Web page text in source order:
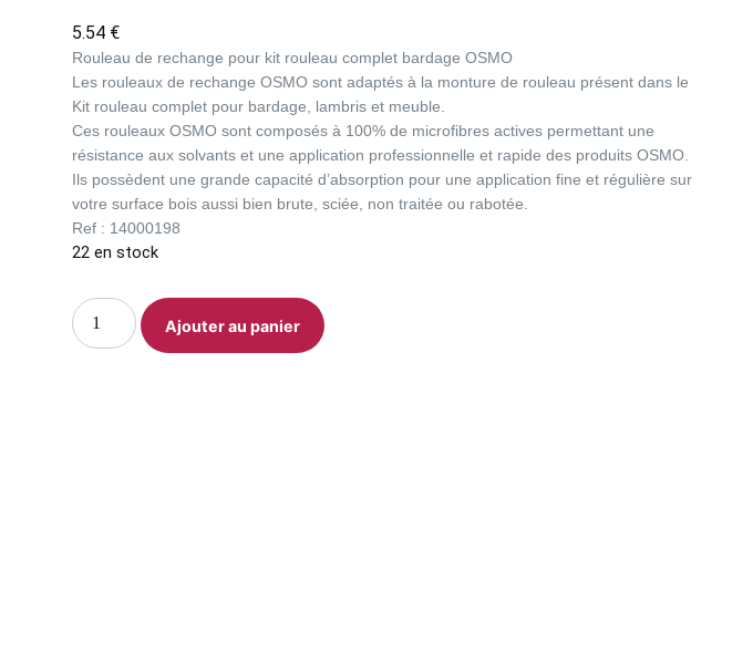
5.54 €
Rouleau de rechange pour kit rouleau complet bardage OSMO
Les rouleaux de rechange OSMO sont adaptés à la monture de rouleau présent dans le
Kit rouleau complet pour bardage, lambris et meuble.
Ces rouleaux OSMO sont composés à 100% de microfibres actives permettant une
résistance aux solvants et une application professionnelle et rapide des produits OSMO.
Ils possèdent une grande capacité d’absorption pour une application fine et régulière sur
votre surface bois aussi bien brute, sciée, non traitée ou rabotée.
Ref : 14000198
22 en stock
Ajouter au panier